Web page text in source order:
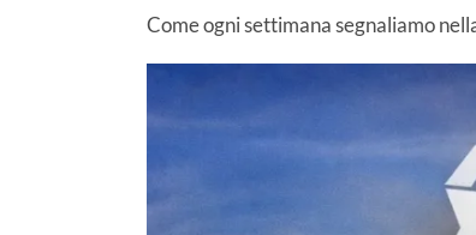
Come ogni settimana segnaliamo